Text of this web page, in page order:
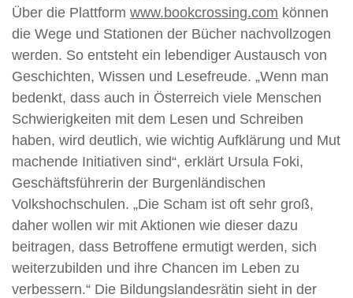
Über die Plattform www.bookcrossing.com können
die Wege und Stationen der Bücher nachvollzogen
werden. So entsteht ein lebendiger Austausch von
Geschichten, Wissen und Lesefreude. „Wenn man
bedenkt, dass auch in Österreich viele Menschen
Schwierigkeiten mit dem Lesen und Schreiben
haben, wird deutlich, wie wichtig Aufklärung und Mut
machende Initiativen sind“, erklärt Ursula Foki,
Geschäftsführerin der Burgenländischen
Volkshochschulen. „Die Scham ist oft sehr groß,
daher wollen wir mit Aktionen wie dieser dazu
beitragen, dass Betroffene ermutigt werden, sich
weiterzubilden und ihre Chancen im Leben zu
verbessern.“ Die Bildungslandesrätin sieht in der